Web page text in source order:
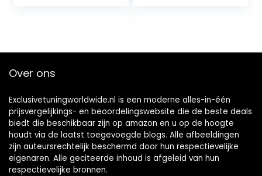
Over ons
Exclusivetuningworldwide.nl is een moderne alles-in-één
prijsvergelijkings- en beoordelingswebsite die de beste deals
biedt die beschikbaar zijn op amazon en u op de hoogte
houdt via de laatst toegevoegde blogs. Alle afbeeldingen
zijn auteursrechtelijk beschermd door hun respectievelijke
eigenaren. Alle geciteerde inhoud is afgeleid van hun
respectievelijke bronnen.